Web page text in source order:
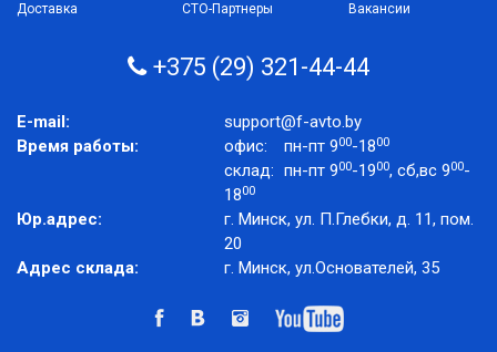
Доставка
СТО-Партнеры
Вакансии
+375 (29) 321-44-44
E-mail:
support@f-avto.by
Время работы:
офис: пн-пт 900-1800
склад: пн-пт 900-1900, сб,вс 900-
1800
Юр.адрес:
г. Минск, ул. П.Глебки, д. 11, пом.
20
Адрес склада:
г. Минск, ул.Основателей, 35